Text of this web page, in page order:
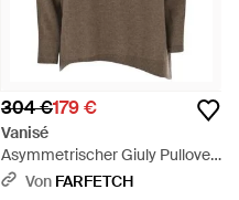
304 €179 €
Vanisé
Asymmetrischer Giuly Pullover
Mit Stehkragen - Braun
Von FARFETCH